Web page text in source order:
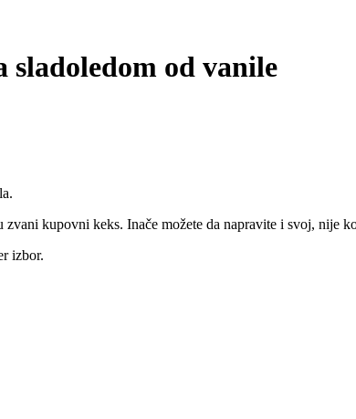
od vanile
kupovni keks. Inače možete da napravite i svoj, nije
izbor.